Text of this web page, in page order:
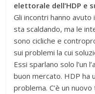
elettorale dell’HDP e
Gli incontri hanno
sta scaldando, ma le
sono cicliche e
sui problemi la cui
Essi sparlano solo l’un
buon mercato. HDP ha
problema. C’è un